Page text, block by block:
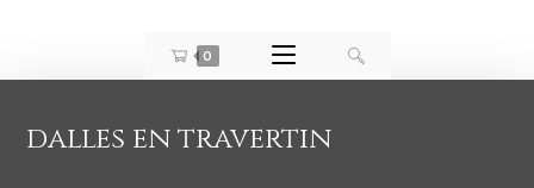
0
dalles en travertin